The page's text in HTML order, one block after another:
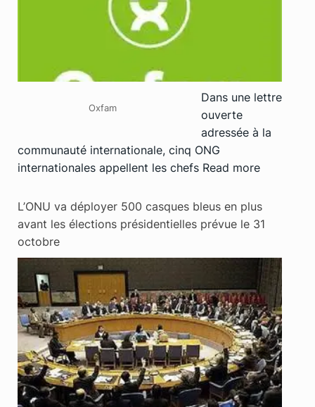
Oxfam
Dans une lettre
ouverte
adressée à la
communauté internationale, cinq ONG
internationales appellent les chefs Read more
L’ONU va déployer 500 casques bleus en plus
avant les élections présidentielles prévue le 31
octobre